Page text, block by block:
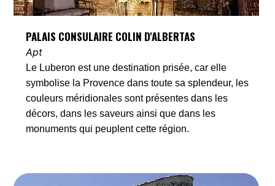
PALAIS CONSULAIRE COLIN D'ALBERTAS
Apt
Le Luberon est une destination prisée, car elle
symbolise la Provence dans toute sa splendeur, les
couleurs méridionales sont présentes dans les
décors, dans les saveurs ainsi que dans les
monuments qui peuplent cette région.